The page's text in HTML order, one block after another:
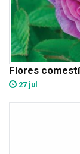
Flores
27 jul